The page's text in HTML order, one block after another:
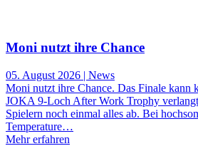
Moni nutzt ihre Chance
05. August 2026 | News
Moni nutzt ihre Chance. Das Finale kann
JOKA 9-Loch After Work Trophy
Spielern noch einmal alles ab. Bei
Temperature…
Mehr erfahren